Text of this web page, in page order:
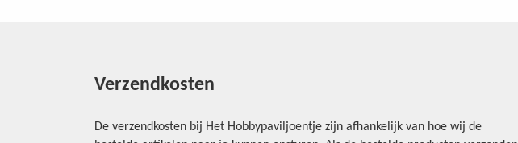
Verzendkosten
De verzendkosten bij Het Hobbypaviljoentje zijn afhankelijk van hoe wij de